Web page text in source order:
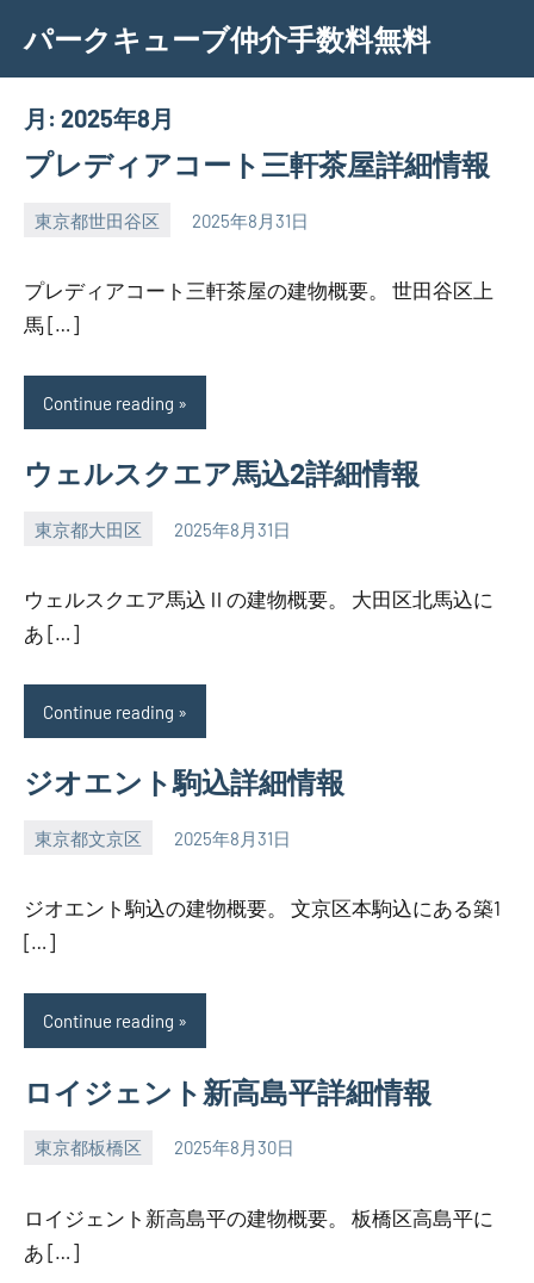
content
パークキューブ仲介手数料無料
月: 2025年8月
プレディアコート三軒茶屋詳細情報
東京都世田谷区 2025年8月31日
SEZIMO
プレディアコート三軒茶屋の建物概要。 世田谷区上
馬 […]
Continue reading
ウェルスクエア馬込2詳細情報
東京都大田区 2025年8月31日
SEZIMO
ウェルスクエア馬込Ⅱの建物概要。 大田区北馬込に
あ […]
Continue reading
ジオエント駒込詳細情報
東京都文京区 2025年8月31日
SEZIMO
ジオエント駒込の建物概要。 文京区本駒込にある築1
[…]
Continue reading
ロイジェント新高島平詳細情報
東京都板橋区 2025年8月30日
SEZIMO
ロイジェント新高島平の建物概要。 板橋区高島平に
あ […]